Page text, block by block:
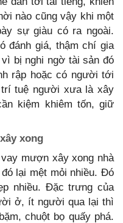
nào cũng vậy khi một
sự giàu có ra ngoài.
đánh giá, thậm chí gia
bị nghi ngờ tài sản đó
rập hoặc có người tới
tuệ người xưa là xây
kiệm khiêm tốn, giữ
xong
mượn xây xong nhà
lại mệt mỏi nhiều. Đó
nhiều. Đặc trưng của
ở, ít người qua lại thì
chuột bọ quấy phá.